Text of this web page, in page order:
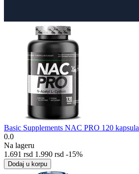
Basic Supplements NAC PRO 120 kapsula
0.0
Na lageru
1.691 rsd 1.990 rsd -15%
Dodaj u korpu